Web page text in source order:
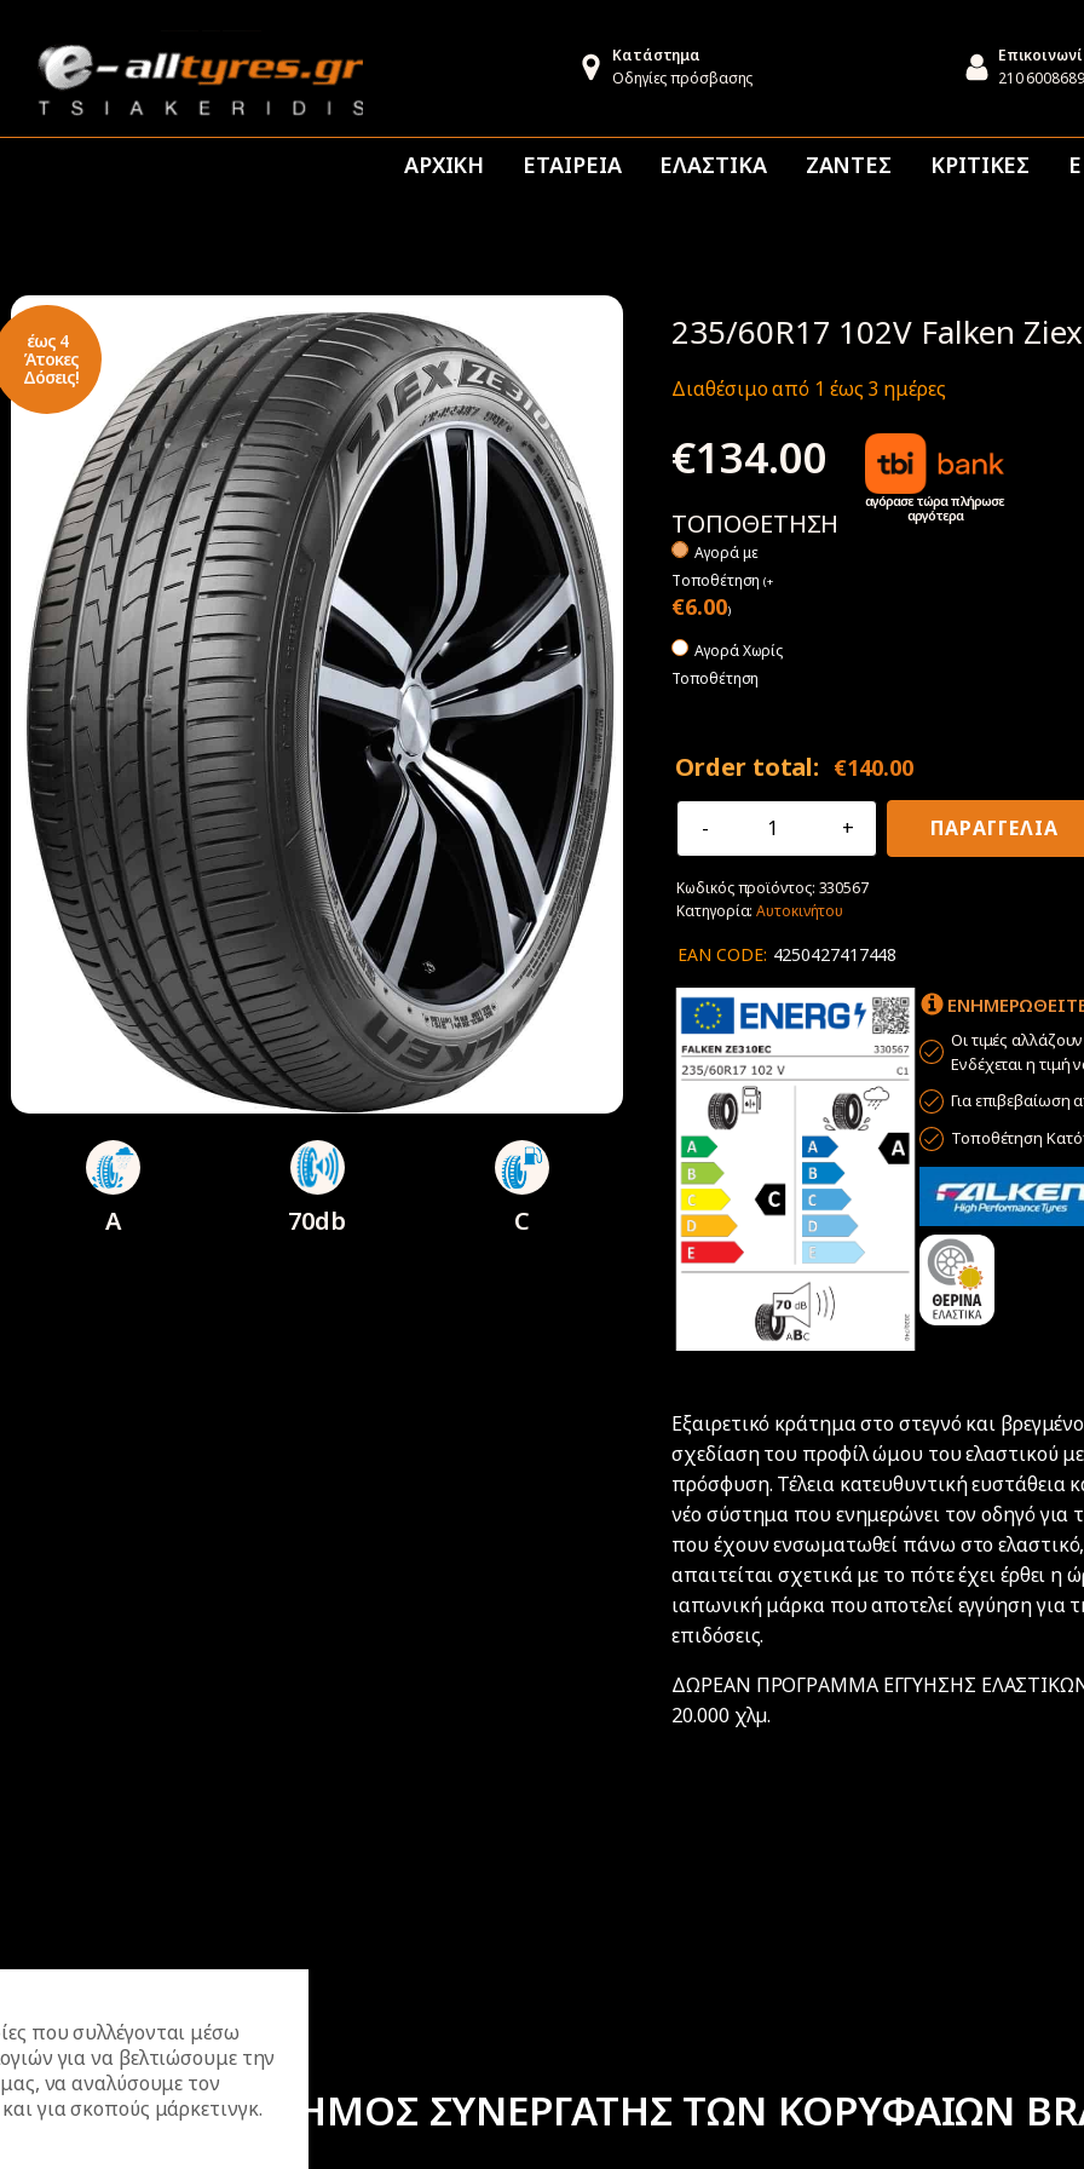
Κατάστημα
Οδηγίες πρόσβασης
210 6008689
ΑΡΧΙΚΗ ΕΤΑΙΡΕΙΑ ΕΛΑΣΤΙΚΑ ΖΑΝΤΕΣ ΚΡΙΤΙΚΕΣ
έως 4
Άτοκες
Δόσεις!
A 70db C
235/60R17 102V Falken
Διαθέσιμο από 1 έως 3 ημέρες
€134.00
αγόρασε τώρα πλήρωσε
αργότερα
ΤΟΠΟΘΕΤΗΣΗ
Αγορά με
Tοποθέτηση(+
€6.00)
Αγορά Χωρίς
Τοποθέτηση
Order total: €140.00
235/60R17
Ziex
ZE310
ποσότητα
ΠΑΡΑΓΓΕΛΙΑ
Κωδικός προϊόντος: 330567
Κατηγορία:Αυτοκινήτου
EAN CODE: 4250427417448
Οι τιμές
Ενδέχεται η τιμή
Για επιβεβαίωση
Τοποθέτηση
Εξαιρετικό κράτημα στο στεγνό και
σχεδίαση του προφίλ ώμου του ελαστικού
πρόσφυση. Τέλεια κατευθυντική ευστάθεια
νέο σύστημα που ενημερώνει τον οδηγό για
που έχουν ενσωματωθεί πάνω στο
απαιτείται σχετικά με το πότε έχει έρθει
ιαπωνική μάρκα που αποτελεί εγγύηση για
επιδόσεις.
ΔΩΡΕΑΝ ΠΡΟΓΡΑΜΜΑ ΕΓΓΥΗΣΗΣ ΕΛΑΣΤΙΚΩΝ
20.000 χλµ.
ΕΠΙΣΗΜΟΣ ΣΥΝΕΡΓΑΤΗΣ ΤΩΝ ΚΟΡΥΦΑΙΩΝ
που συλλέγονται μέσω
για να βελτιώσουμε την
να αναλύσουμε τον
για σκοπούς μάρκετινγκ.